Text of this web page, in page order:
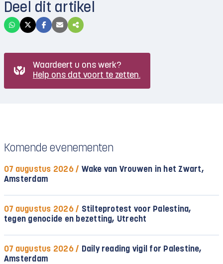
Deel dit artikel
Waardeert u ons werk?
Help ons dat voort te zetten.
Komende evenementen
07 augustus 2026 / Wake van Vrouwen in het Zwart,
Amsterdam
07 augustus 2026 / Stilteprotest voor Palestina,
tegen genocide en bezetting, Utrecht
07 augustus 2026 / Daily reading vigil for Palestine,
Amsterdam